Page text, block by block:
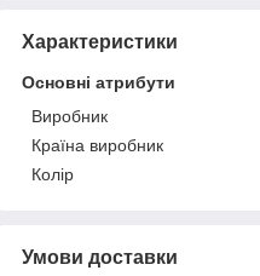
Характеристики
Основні атрибути
Виробник
Країна виробник
Колір
Умови доставки